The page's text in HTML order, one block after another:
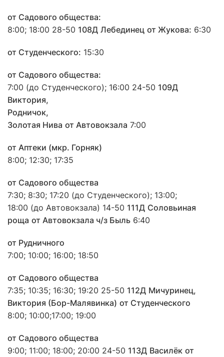
от Садового общества:
8:00; 18:00 28-50 108Д Лебединец от Жукова: 6:30
от Студенческого: 15:30
от Садового общества:
7:00 (до Студенческого); 16:00 24-50 109Д
Виктория,
Родничок,
Золотая Нива от Автовокзала 7:00
от Аптеки (мкр. Горняк)
8:00; 12:30; 17:35
от Садового общества
7:30; 8:30; 17:20 (до Студенческого); 13:00;
18:00 (до Автовокзала) 14-50 111Д Соловьиная
роща от Автовокзала ч/з Быль 6:40
от Рудничного
7:00; 10:00; 16:00; 18:50
от Садового общества
7:35; 10:35; 16:30; 19:20 25-50 112Д Мичуринец,
Виктория (Бор-Малявинка) от Студенческого
8:00; 10:00;17:00; 19:00
от Садового общества
9:00; 11:00; 18:00; 20:00 24-50 113Д Василёк от